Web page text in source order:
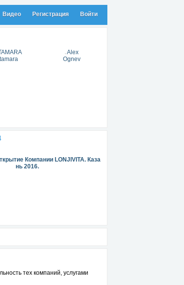
Видео Регистрация Войти
tamara
Alex
Ognev
Компании LONJIVITA. Каза
нь 2016.
тех компаний, услугами